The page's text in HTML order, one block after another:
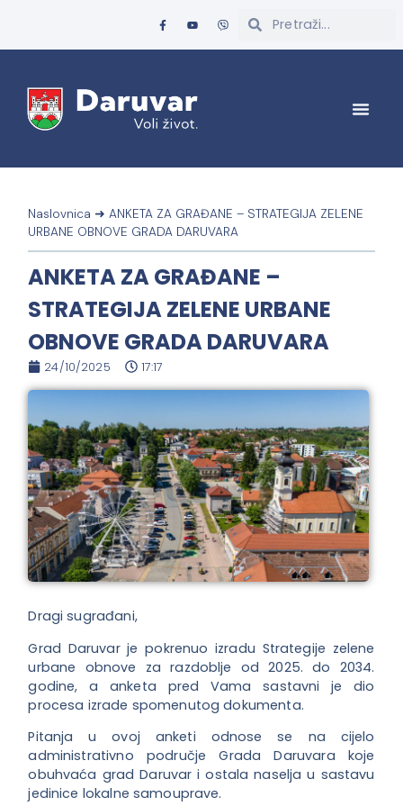
Naslovnica ➜ANKETA ZA GRAĐANE – STRATEGIJA ZELENE
URBANE OBNOVE GRADA DARUVARA
ANKETA ZA GRAĐANE –
STRATEGIJA ZELENE URBANE
OBNOVE GRADA DARUVARA
24/10/2025 17:17
Dragi sugrađani,
Grad Daruvar je pokrenuo izradu Strategije zelene
urbane obnove za razdoblje od 2025. do 2034.
godine, a anketa pred Vama sastavni je dio
procesa izrade spomenutog dokumenta.
Pitanja u ovoj anketi odnose se na cijelo
administrativno područje Grada Daruvara koje
obuhvaća grad Daruvar i ostala naselja u sastavu
jedinice lokalne samouprave.